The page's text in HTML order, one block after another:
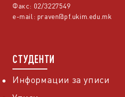
Факс: 02/3227549
e-mail: praven@pf.ukim.edu.mk
СТУДЕНТИ
Информации за уписи